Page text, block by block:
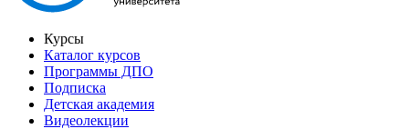
Курсы
Каталог курсов
Программы ДПО
Подписка
Детская академия
Видеолекции